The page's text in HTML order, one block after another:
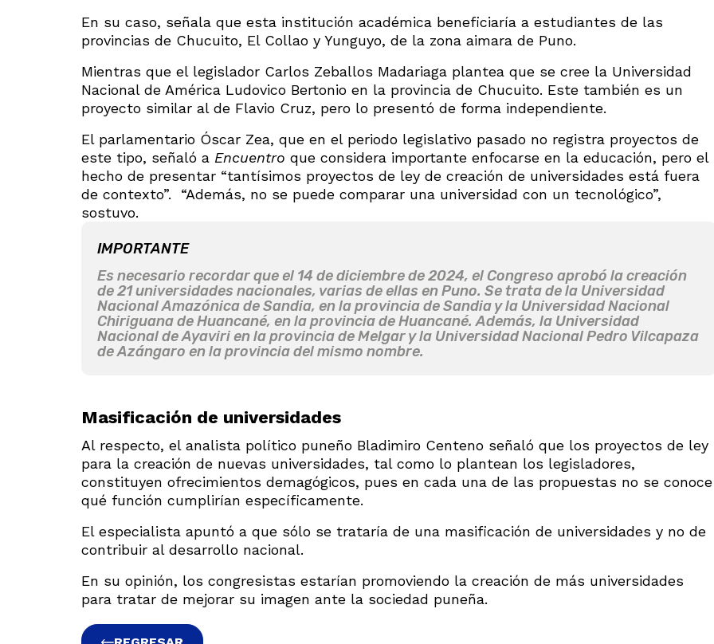
En su caso, señala que esta institución académica beneficiaría a estudiantes de las
provincias de Chucuito, El Collao y Yunguyo, de la zona aimara de Puno.
Mientras que el legislador Carlos Zeballos Madariaga plantea que se cree la Universidad
Nacional de América Ludovico Bertonio en la provincia de Chucuito. Este también es un
proyecto similar al de Flavio Cruz, pero lo presentó de forma independiente.
El parlamentario Óscar Zea, que en el periodo legislativo pasado no registra proyectos de
este tipo, señaló a Encuentro que considera importante enfocarse en la educación, pero el
hecho de presentar “tantísimos proyectos de ley de creación de universidades está fuera
de contexto”. “Además, no se puede comparar una universidad con un tecnológico”,
sostuvo.
IMPORTANTE
Es necesario recordar que el 14 de diciembre de 2024, el Congreso aprobó la creación
de 21 universidades nacionales, varias de ellas en Puno. Se trata de la Universidad
Nacional Amazónica de Sandia, en la provincia de Sandia y la Universidad Nacional
Chiriguana de Huancané, en la provincia de Huancané. Además, la Universidad
Nacional de Ayaviri en la provincia de Melgar y la Universidad Nacional Pedro Vilcapaza
de Azángaro en la provincia del mismo nombre.
Masificación de universidades
Al respecto, el analista político puneño Bladimiro Centeno señaló que los proyectos de ley
para la creación de nuevas universidades, tal como lo plantean los legisladores,
constituyen ofrecimientos demagógicos, pues en cada una de las propuestas no se conoce
qué función cumplirían específicamente.
El especialista apuntó a que sólo se trataría de una masificación de universidades y no de
contribuir al desarrollo nacional.
En su opinión, los congresistas estarían promoviendo la creación de más universidades
para tratar de mejorar su imagen ante la sociedad puneña.